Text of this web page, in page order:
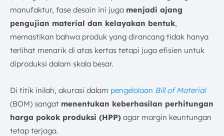
manufaktur, fase desain ini juga menjadi ajang
pengujian material dan kelayakan bentuk,
memastikan bahwa produk yang dirancang tidak hanya
terlihat menarik di atas kertas tetapi juga efisien untuk
diproduksi dalam skala besar.
Di titik inilah, akurasi dalam pengelolaan Bill of Material
(BOM) sangat menentukan keberhasilan perhitungan
harga pokok produksi (HPP) agar margin keuntungan
tetap terjaga.